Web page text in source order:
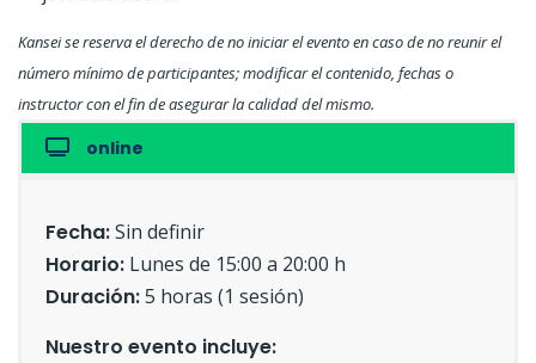
Kansei se reserva el derecho de no iniciar el evento en caso de no reunir el
número mínimo de participantes; modificar el contenido, fechas o
instructor con el fin de asegurar la calidad del mismo.
online
Fecha:Sin definir
Horario: Lunes de 15:00 a 20:00 h
Duración:5 horas (1 sesión)
Nuestro evento incluye: